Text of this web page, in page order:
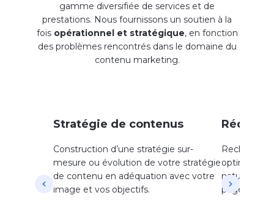
gamme diversifiée de services et de
prestations. Nous fournissons un soutien à la
fois opérationnel et stratégique, en fonction
des problèmes rencontrés dans le domaine du
contenu marketing.
Stratégie de contenus
Construction d’une stratégie sur-
mesure ou évolution de votre stratégie
de contenu en adéquation avec votre
image et vos objectifs.
optimisés
naturel
page